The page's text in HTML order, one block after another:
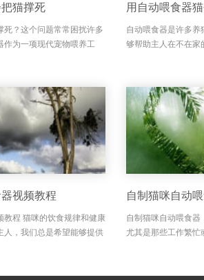
猫撑死
死？这个问题常常困扰许多
作为一项现代宠物喂养工
用自动喂食器
自动喂食器是许多
够帮助主人在不在家
喂食器的设计初衷...
视频教程
教程 猫咪的饮食规律和健康
人，我们总是希望能够提供
自制猫咪自动
自制猫咪自动喂食器
尤其是那些工作繁忙
定量喂食，避免了...